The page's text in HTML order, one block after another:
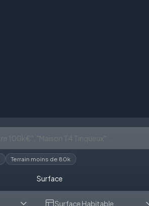
Terrain moins de 80k
Surface
Surface Habitable